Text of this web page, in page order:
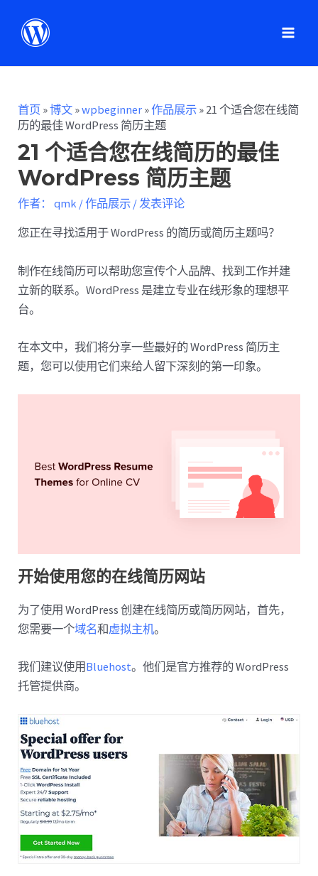
首页 »博文 »wpbeginner »作品展示 » 21 个适合您在线简
历的最佳 WordPress 简历主题
21 个适合您在线简历的最佳
WordPress 简历主题
作者： qmk /作品展示 /发表评论
您正在寻找适用于 WordPress 的简历或简历主题吗？
制作在线简历可以帮助您宣传个人品牌、找到工作并建
立新的联系。WordPress 是建立专业在线形象的理想平
台。
在本文中，我们将分享一些最好的 WordPress 简历主
题，您可以使用它们来给人留下深刻的第一印象。
开始使用您的在线简历网站
为了使用 WordPress 创建在线简历或简历网站，首先，
您需要一个域名和虚拟主机。
我们建议使用Bluehost。他们是官方推荐的 WordPress
托管提供商。